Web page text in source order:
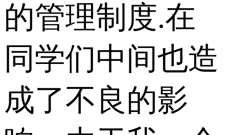
的管理制度.在
同学们中间也造
成了不良的影